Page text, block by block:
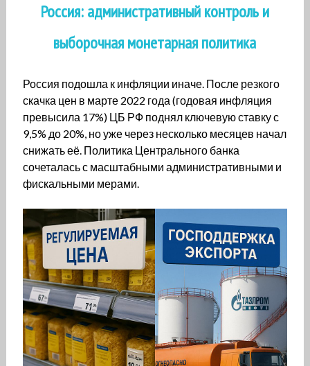
Россия: административный контроль и
выборочная монетарная политика
Россия подошла к инфляции иначе. После резкого
скачка цен в марте 2022 года (годовая инфляция
превысила 17%) ЦБ РФ поднял ключевую ставку с
9,5% до 20%, но уже через несколько месяцев начал
снижать её. Политика Центрального банка
сочеталась с масштабными административными и
фискальными мерами.